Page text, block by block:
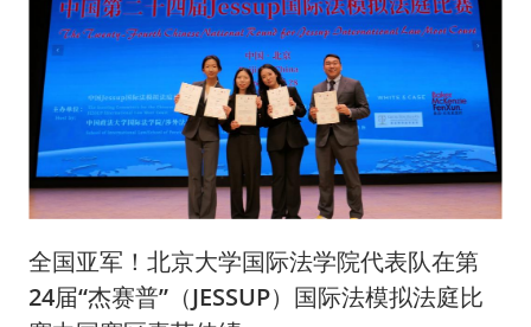
全国亚军！北京大学国际法学院代表队在第
24届“杰赛普”（JESSUP）国际法模拟法庭比